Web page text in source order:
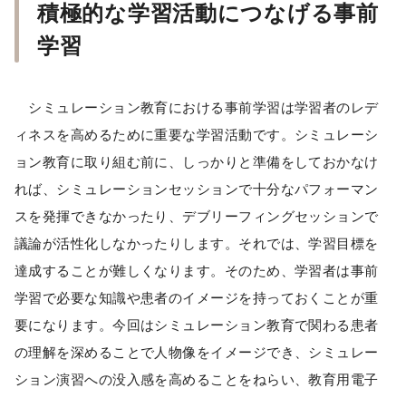
積極的な学習活動につなげる事前
学習
シミュレーション教育における事前学習は学習者のレデ
ィネスを高めるために重要な学習活動です。シミュレーシ
ョン教育に取り組む前に、しっかりと準備をしておかなけ
れば、シミュレーションセッションで十分なパフォーマン
スを発揮できなかったり、デブリーフィングセッションで
議論が活性化しなかったりします。それでは、学習目標を
達成することが難しくなります。そのため、学習者は事前
学習で必要な知識や患者のイメージを持っておくことが重
要になります。今回はシミュレーション教育で関わる患者
の理解を深めることで人物像をイメージでき、シミュレー
ション演習への没入感を高めることをねらい、教育用電子